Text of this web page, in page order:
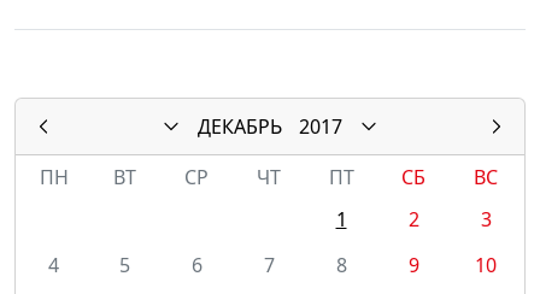
ДЕКАБРЬ
2017
ПН
ВТ СР ЧТ ПТ СБ
ВС
1
2
3
4
5 6 7 8 9
10